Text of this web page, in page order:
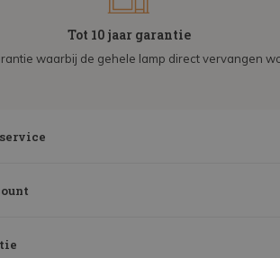
Tot 10 jaar garantie
waarbij de gehele lamp direct vervangen